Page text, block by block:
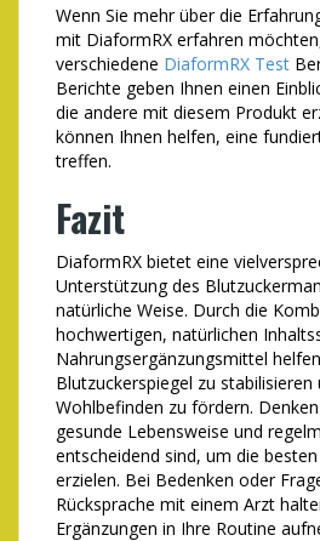
Wenn Sie mehr über die
mit DiaformRX erfahren
verschiedene DiaformRX Test
Berichte geben Ihnen einen
die andere mit diesem Produkt
können Ihnen helfen, eine
treffen.
Fazit
DiaformRX bietet eine
Unterstützung des
natürliche Weise. Durch die
hochwertigen, natürlichen
Nahrungsergänzungsmittel
Blutzuckerspiegel zu stabilisieren
Wohlbefinden zu fördern.
gesunde Lebensweise und
entscheidend sind, um die
erzielen. Bei Bedenken oder
Rücksprache mit einem Arzt
Ergänzungen in Ihre Routine